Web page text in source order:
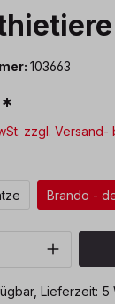
103663
zzgl. Versand-
Brando -
Anzahl:
Lieferzeit: 5